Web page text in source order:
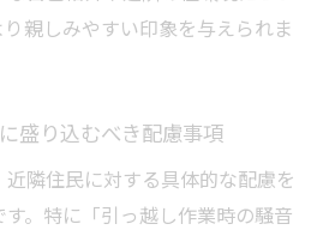
親しみやすい印象を与えられま
盛り込むべき配慮事項
隣住民に対する具体的な配慮を
。特に「引っ越し作業時の騒音